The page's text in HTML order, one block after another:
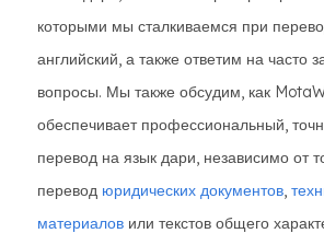
которыми мы сталкиваемся при
английский, а также ответим на часто
вопросы. Мы также обсудим, как
обеспечивает профессиональный,
перевод на язык дари, независимо от
перевод юридических документов,
материалов или текстов общего